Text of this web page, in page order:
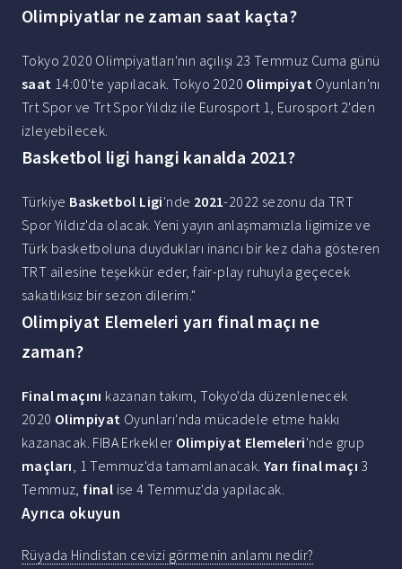
Olimpiyatlar ne zaman saat kaçta?
Tokyo 2020 Olimpiyatları'nın açılışı 23 Temmuz Cuma günü
saat 14:00'te yapılacak. Tokyo 2020 Olimpiyat Oyunları'nı
Trt Spor ve Trt Spor Yıldız ile Eurosport 1, Eurosport 2'den
izleyebilecek.
Basketbol ligi hangi kanalda 2021?
Türkiye Basketbol Ligi'nde 2021-2022 sezonu da TRT
Spor Yıldız'da olacak. Yeni yayın anlaşmamızla ligimize ve
Türk basketboluna duydukları inancı bir kez daha gösteren
TRT ailesine teşekkür eder, fair-play ruhuyla geçecek
sakatlıksız bir sezon dilerim."
Olimpiyat Elemeleri yarı final maçı ne
zaman?
Final maçını kazanan takım, Tokyo'da düzenlenecek
2020 Olimpiyat Oyunları'nda mücadele etme hakkı
kazanacak. FIBA Erkekler Olimpiyat Elemeleri'nde grup
maçları, 1 Temmuz'da tamamlanacak.Yarı final maçı 3
Temmuz, final ise 4 Temmuz'da yapılacak.
Ayrıca okuyun
Rüyada Hindistan cevizi görmenin anlamı nedir?